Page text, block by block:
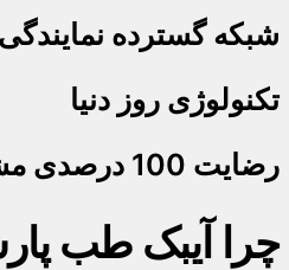
شبکه گسترده
تکنولوژی روز دنیا
رضایت 100 درصدی مشتریان
چرا آیبک طب